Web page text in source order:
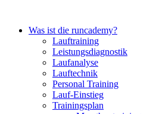
Was ist die runcademy?
Lauftraining
Leistungsdiagnostik
Laufanalyse
Lauftechnik
Personal Training
Lauf-Einstieg
Trainingsplan